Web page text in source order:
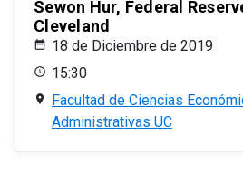
Sewon Hur, Federal
Cleveland
18 de Diciembre de 2019
15:30
Facultad de Ciencias
Administrativas UC